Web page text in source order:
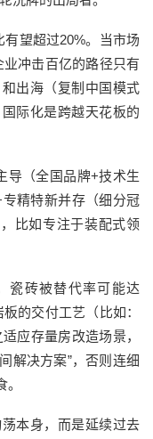
望超过20%。当市场
冲击百亿的路径只有
出海（复制中国模式
际化是跨越天花板的
导（全国品牌+技术生
精特新并存（细分冠
比如专注于装配式领
瓷砖被替代率可能达
的交付工艺（比如：
应存量房改造场景，
解决方案”，否则连细
本身，而是延续过去